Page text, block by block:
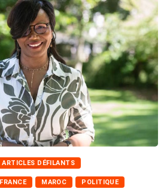
ARTICLES DÉFILANTS
FRANCE MAROC POLITIQUE